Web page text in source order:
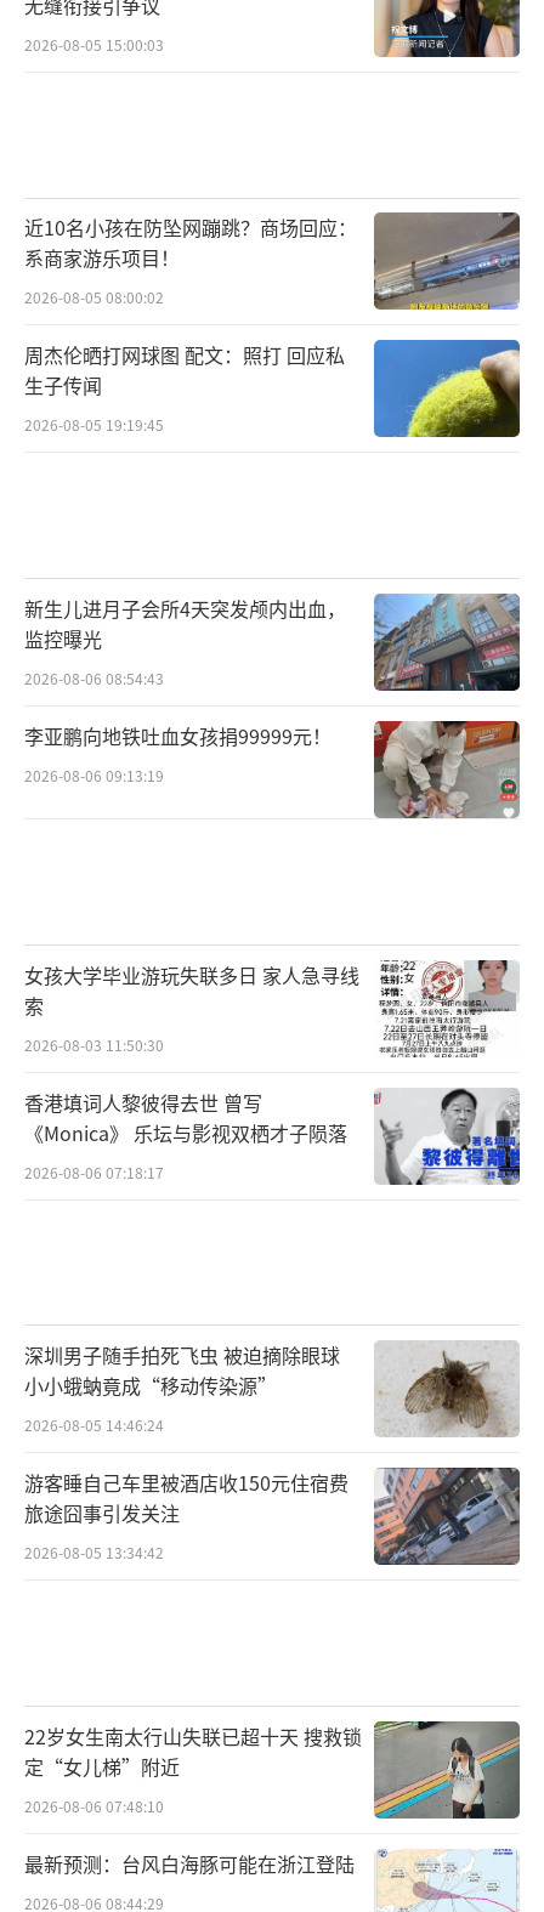
2026-08-05 15:00:03
近10名小孩在防坠网蹦跳？商场回应：
系商家游乐项目！
2026-08-05 08:00:02
周杰伦晒打网球图 配文：照打 回应私
生子传闻
2026-08-05 19:19:45
新生儿进月子会所4天突发颅内出血，
监控曝光
2026-08-06 08:54:43
李亚鹏向地铁吐血女孩捐99999元！
2026-08-06 09:13:19
女孩大学毕业游玩失联多日 家人急寻线
索
2026-08-03 11:50:30
香港填词人黎彼得去世 曾写
《Monica》 乐坛与影视双栖才子陨落
2026-08-06 07:18:17
深圳男子随手拍死飞虫 被迫摘除眼球
小小蛾蚋竟成“移动传染源”
2026-08-05 14:46:24
游客睡自己车里被酒店收150元住宿费
旅途囧事引发关注
2026-08-05 13:34:42
22岁女生南太行山失联已超十天 搜救锁
定“女儿梯”附近
2026-08-06 07:48:10
最新预测：台风白海豚可能在浙江登陆
2026-08-06 08:44:29